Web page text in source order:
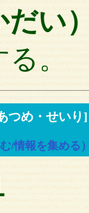
い
。
つめ・せいり]
/情報を集める）